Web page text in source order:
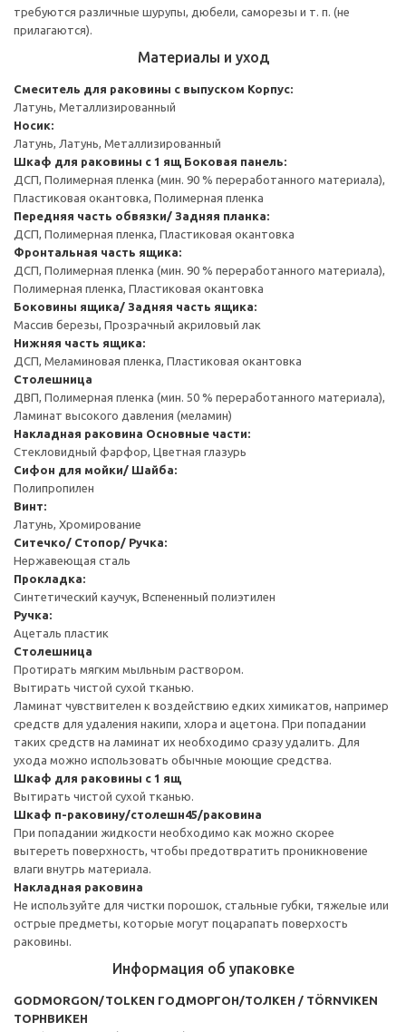
требуются различные шурупы, дюбели, саморезы и т. п. (не
прилагаются).
Материалы и уход
Смеситель для раковины с выпуском Корпус:
Латунь, Металлизированный
Носик:
Латунь, Латунь, Металлизированный
Шкаф для раковины с 1 ящ Боковая панель:
ДСП, Полимерная пленка (мин. 90 % переработанного материала),
Пластиковая окантовка, Полимерная пленка
Передняя часть обвязки/ Задняя планка:
ДСП, Полимерная пленка, Пластиковая окантовка
Фронтальная часть ящика:
ДСП, Полимерная пленка (мин. 90 % переработанного материала),
Полимерная пленка, Пластиковая окантовка
Боковины ящика/ Задняя часть ящика:
Массив березы, Прозрачный акриловый лак
Нижняя часть ящика:
ДСП, Меламиновая пленка, Пластиковая окантовка
Столешница
ДВП, Полимерная пленка (мин. 50 % переработанного материала),
Ламинат высокого давления (меламин)
Накладная раковина Основные части:
Стекловидный фарфор, Цветная глазурь
Cифон для мойки/ Шайба:
Полипропилен
Винт:
Латунь, Хромирование
Ситечко/ Стопор/ Ручка:
Нержавеющая сталь
Прокладка:
Синтетический каучук, Вспененный полиэтилен
Ручка:
Ацеталь пластик
Столешница
Протирать мягким мыльным раствором.
Вытирать чистой сухой тканью.
Ламинат чувствителен к воздействию едких химикатов, например
средств для удаления накипи, хлора и ацетона. При попадании
таких средств на ламинат их необходимо сразу удалить. Для
ухода можно использовать обычные моющие средства.
Шкаф для раковины с 1 ящ
Вытирать чистой сухой тканью.
Шкаф п-раковину/столешн45/раковина
При попадании жидкости необходимо как можно скорее
вытереть поверхность, чтобы предотвратить проникновение
влаги внутрь материала.
Накладная раковина
Не используйте для чистки порошок, стальные губки, тяжелые или
острые предметы, которые могут поцарапать поверхость
раковины.
Информация об упаковке
GODMORGON/TOLKEN ГОДМОРГОН/ТОЛКЕН / TÖRNVIKEN
ТОРНВИКЕН